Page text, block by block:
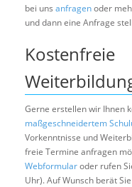
bei uns anfragenoder
und dann eine Anfrage
Kostenfreie
Gerne erstellen wir Ihnen
maßgeschneidertem
Vorkenntnisse und
freie Termine anfragen
Webformularoder rufen
Uhr). Auf Wunsch berät